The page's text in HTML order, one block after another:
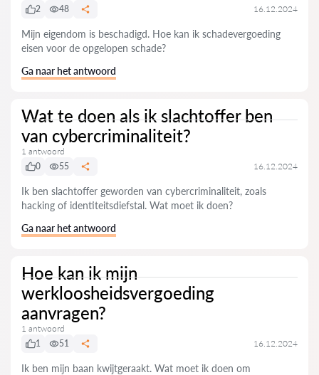
2
48 16.12.2024
Mijn eigendom is beschadigd. Hoe kan ik schadevergoeding
eisen voor de opgelopen schade?
Ga naar het antwoord
Wat te doen als ik slachtoffer ben
van cybercriminaliteit?
1 antwoord
0
55 16.12.2024
Ik ben slachtoffer geworden van cybercriminaliteit, zoals
hacking of identiteitsdiefstal. Wat moet ik doen?
Ga naar het antwoord
Hoe kan ik mijn
werkloosheidsvergoeding
aanvragen?
1 antwoord
1
51 16.12.2024
Ik ben mijn baan kwijtgeraakt. Wat moet ik doen om